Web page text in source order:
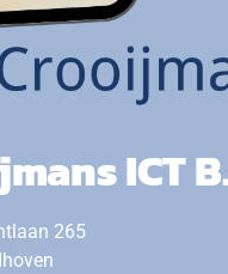
ICT
265